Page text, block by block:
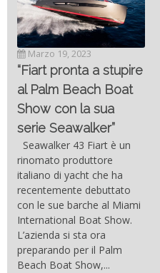
Marzo 19, 2023
“Fiart pronta a stupire
al Palm Beach Boat
Show con la sua
serie Seawalker”
Seawalker 43 Fiart è un
rinomato produttore
italiano di yacht che ha
recentemente debuttato
con le sue barche al Miami
International Boat Show.
L’azienda si sta ora
preparando per il Palm
Beach Boat Show,...